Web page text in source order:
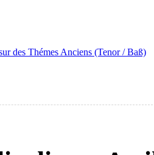
des Thémes Anciens (Tenor / Baß)